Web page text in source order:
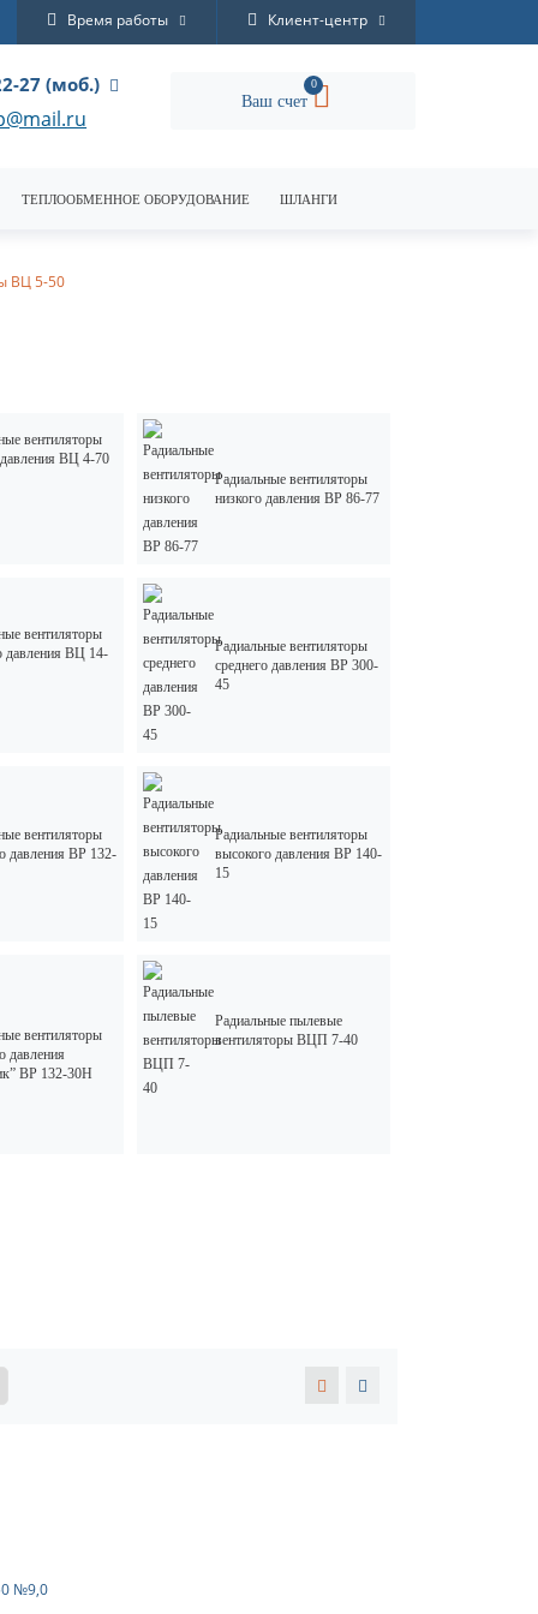
Время работы Клиент-центр
27 (моб.)
Ваш счет
0
ТЕПЛООБМЕННОЕ ОБОРУДОВАНИЕ ШЛАНГИ
ВЦ 5-50
вентиляторы
ВЦ 4-70
Радиальные вентиляторы
низкого давления ВР 86-77
вентиляторы
давления ВЦ 14-
Радиальные вентиляторы
среднего давления ВР 300-
45
вентиляторы
давления ВР 132-
Радиальные вентиляторы
высокого давления ВР 140-
15
вентиляторы
давления
ВР 132-30Н
Радиальные пылевые
вентиляторы ВЦП 7-40